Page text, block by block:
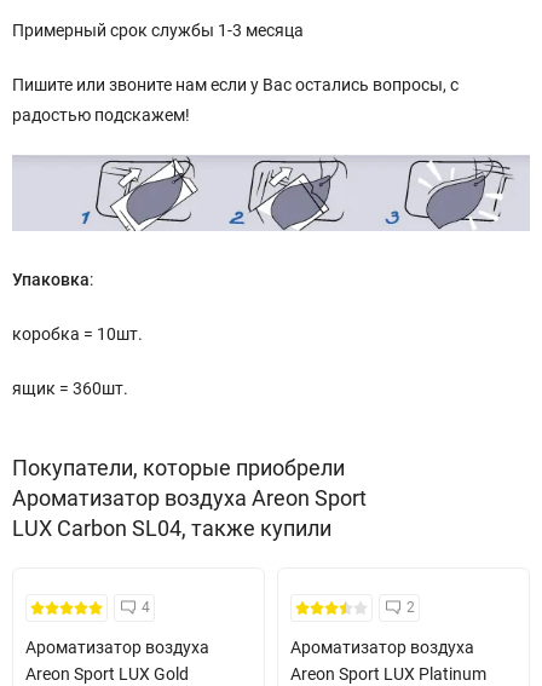
Примерный срок службы 1-3 месяца
Пишите или звоните нам если у Вас остались вопросы, с
радостью подскажем!
Упаковка:
коробка = 10шт.
ящик = 360шт.
Покупатели, которые приобрели
Ароматизатор воздуха Areon Sport
LUX Carbon SL04, также купили
4
Ароматизатор воздуха
Areon Sport LUX Gold
2
Ароматизатор воздуха
Areon Sport LUX Platinum